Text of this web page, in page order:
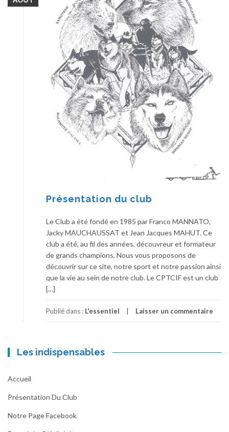
Présentation du club
Le Club a été fondé en 1985 par Franco MANNATO,
Jacky MAUCHAUSSAT et Jean Jacques MAHUT. Ce
club a été, au fil des années, découvreur et formateur
de grands champions. Nous vous proposons de
découvrir sur ce site, notre sport et notre passion ainsi
que la vie au sein de notre club. Le CPTCIF est un club
[…]
Publié dans : L'essentiel Laisser un commentaire
Les indispensables
Accueil
Présentation Du Club
Notre Page Facebook